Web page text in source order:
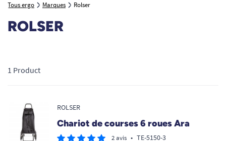
Tous ergo Marques Rolser
ROLSER
1 Product
ROLSER
Chariot de courses 6 roues Ara
2 avis • TE-5150-3